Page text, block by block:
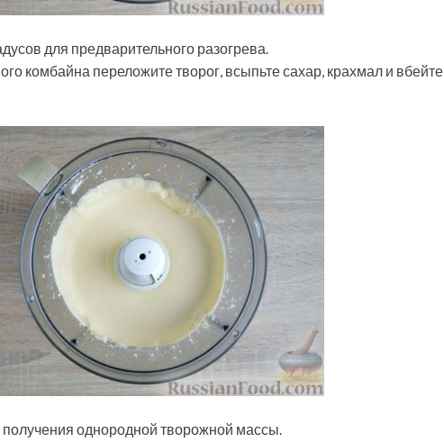
для предварительного разогрева.
комбайна переложите творог, всыпьте сахар, крахмал и вбейте
однородной творожной массы.